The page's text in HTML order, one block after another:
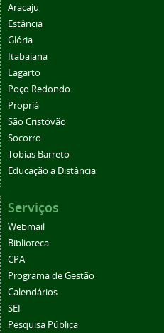
Aracaju
Estância
Glória
Itabaiana
Lagarto
Poço Redondo
Propriá
São Cristóvão
Socorro
Tobias Barreto
Educação a Distância
Serviços
Webmail
Biblioteca
CPA
Programa de Gestão
Calendários
SEI
Pesquisa Pública